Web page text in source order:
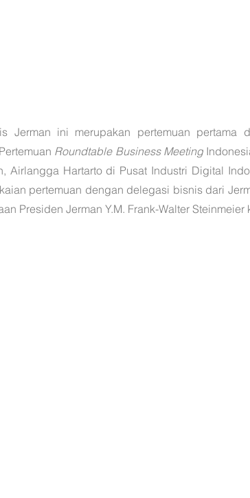
Jerman ini merupakan pertemuan pertama
Roundtable Business Meeting
Airlangga Hartarto di Pusat Industri Digital
pertemuan dengan delegasi bisnis dari
Presiden Jerman Y.M. Frank-Walter Steinmeier